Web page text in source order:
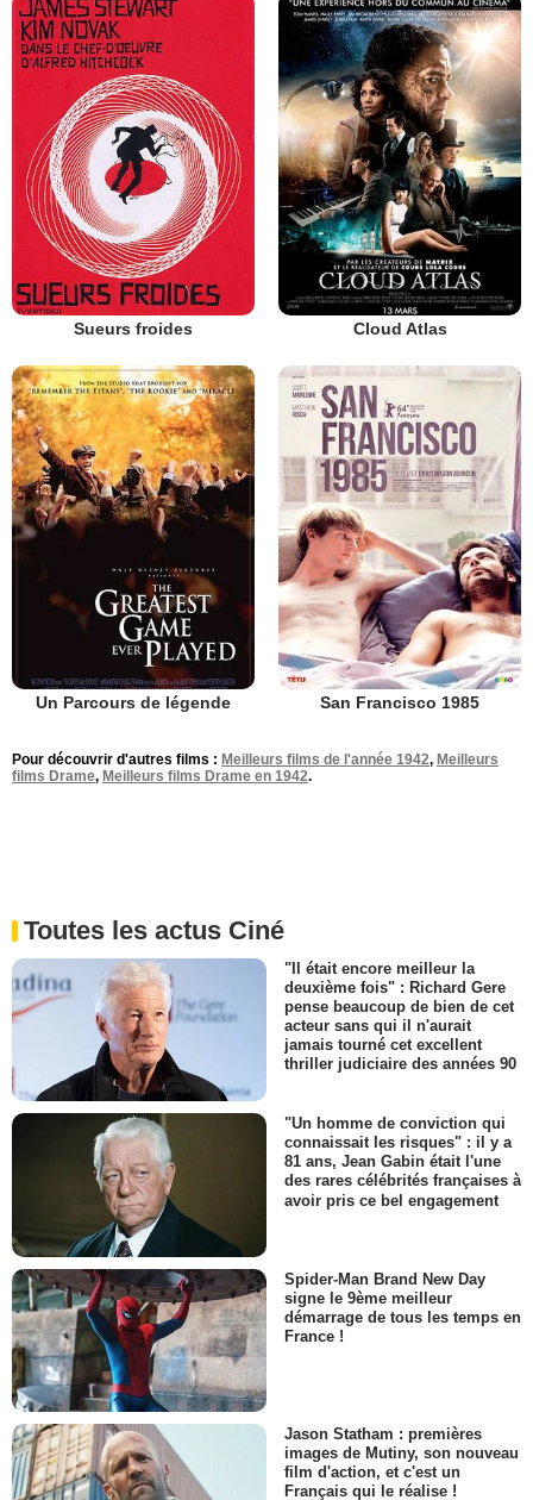
Sueurs froides Cloud Atlas
Un Parcours de légende San Francisco 1985
Pour découvrir d'autres films : Meilleurs films de l'année 1942, Meilleurs
films Drame, Meilleurs films Drame en 1942.
Toutes les actus Ciné
"Il était encore meilleur la
deuxième fois" : Richard Gere
pense beaucoup de bien de cet
acteur sans qui il n'aurait
jamais tourné cet excellent
thriller judiciaire des années 90
"Un homme de conviction qui
connaissait les risques" : il y a
81 ans, Jean Gabin était l'une
des rares célébrités françaises à
avoir pris ce bel engagement
Spider-Man Brand New Day
signe le 9ème meilleur
démarrage de tous les temps en
France !
Jason Statham : premières
images de Mutiny, son nouveau
film d'action, et c'est un
Français qui le réalise !